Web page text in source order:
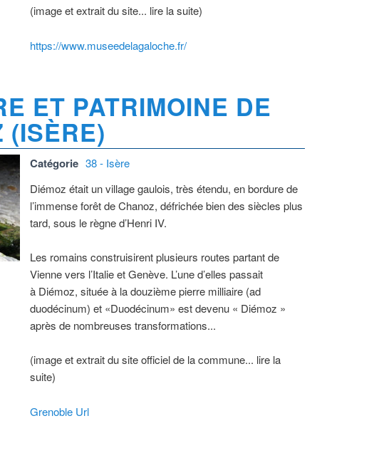
(image et extrait du site... lire la suite)
https://www.museedelagaloche.fr/
ET PATRIMOINE DE
(ISÈRE)
Catégorie 38 - Isère
Diémoz était un village gaulois, très étendu, en bordure de
l’immense forêt de Chanoz, défrichée bien des siècles plus
tard, sous le règne d’Henri IV.
Les romains construisirent plusieurs routes partant de
Vienne vers l’Italie et Genève. L’une d’elles passait
à Diémoz, située à la douzième pierre milliaire (ad
duodécinum) et «Duodécinum» est devenu « Diémoz »
après de nombreuses transformations...
(image et extrait du site officiel de la commune... lire la
suite)
Grenoble Url